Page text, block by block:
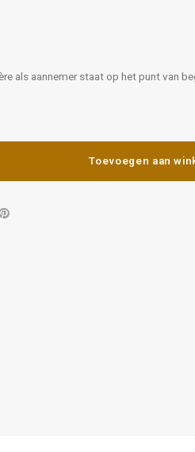
als aannemer staat op het punt van
Toevoegen aan